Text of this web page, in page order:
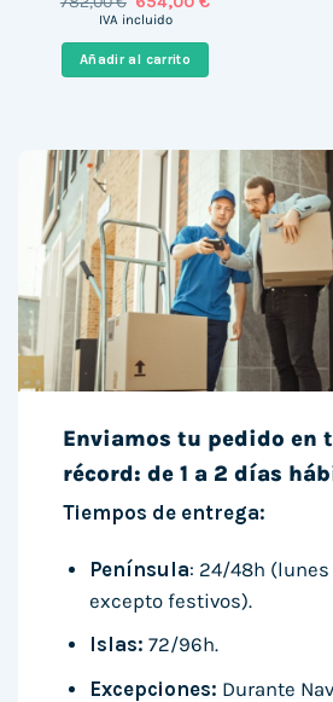
precio
era:
782,00 €.
IVA incluido
Añadir al carrito
Enviamos tu pedido en
récord: de 1 a 2 días
Tiempos de entrega:
Península: 24/48h (lunes
excepto festivos).
Islas: 72/96h.
Excepciones: Durante